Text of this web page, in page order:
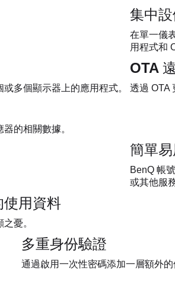
集中
在單一儀
用程式和
多個顯示器上的應用程式。
OTA
透過 OTA
的相關數據。
簡單
BenQ 帳
或其他服
使用資料
憂。
多重身份驗證
通過啟用一次性密碼添加一層額外的